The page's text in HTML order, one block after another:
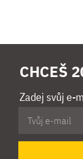
CHCEŠ
Zadej svůj e-